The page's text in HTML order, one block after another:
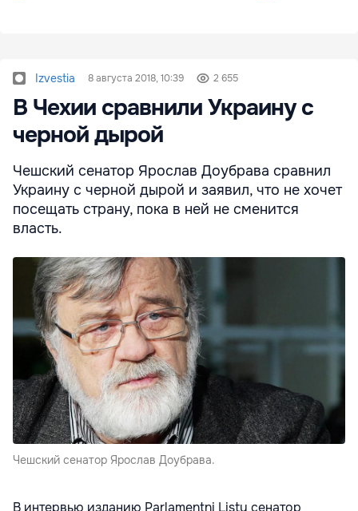
Izvestia 8 августа 2018, 10:39 2 655
В Чехии сравнили Украину с
черной дырой
Чешский сенатор Ярослав Доубрава сравнил
Украину с черной дырой и заявил, что не хочет
посещать страну, пока в ней не сменится
власть.
Чешский сенатор Ярослав Доубрава.
В интервью изданию Parlamentni Listy сенатор